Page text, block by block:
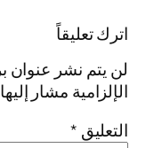
اترك تعليقاً
لن يتم نشر عنوان
الإلزامية مشار
التعليق *